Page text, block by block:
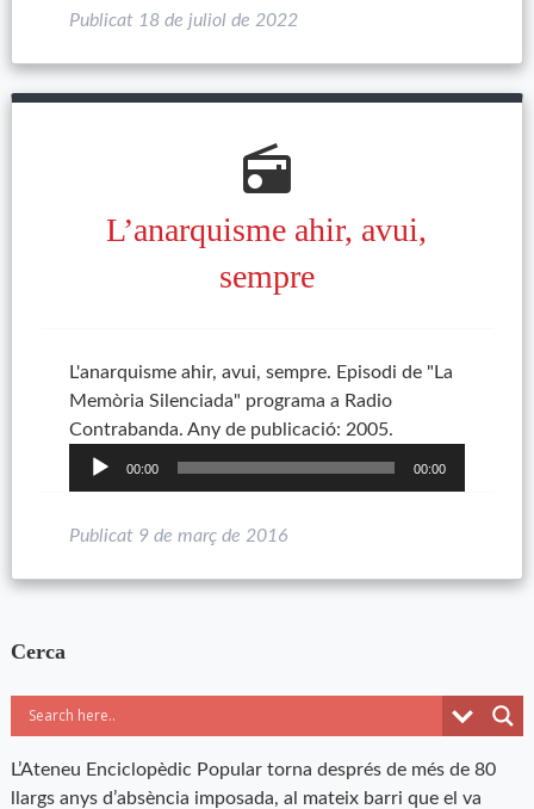
Publicat 18 de juliol de 2022
radio
L’anarquisme ahir, avui,
sempre
L'anarquisme ahir, avui, sempre. Episodi de "La
Memòria Silenciada" programa a Radio
Contrabanda. Any de publicació: 2005.
00:00 00:00
Publicat 9 de març de 2016
Cerca
L’Ateneu Enciclopèdic Popular torna després de més de 80
llargs anys d’absència imposada, al mateix barri que el va